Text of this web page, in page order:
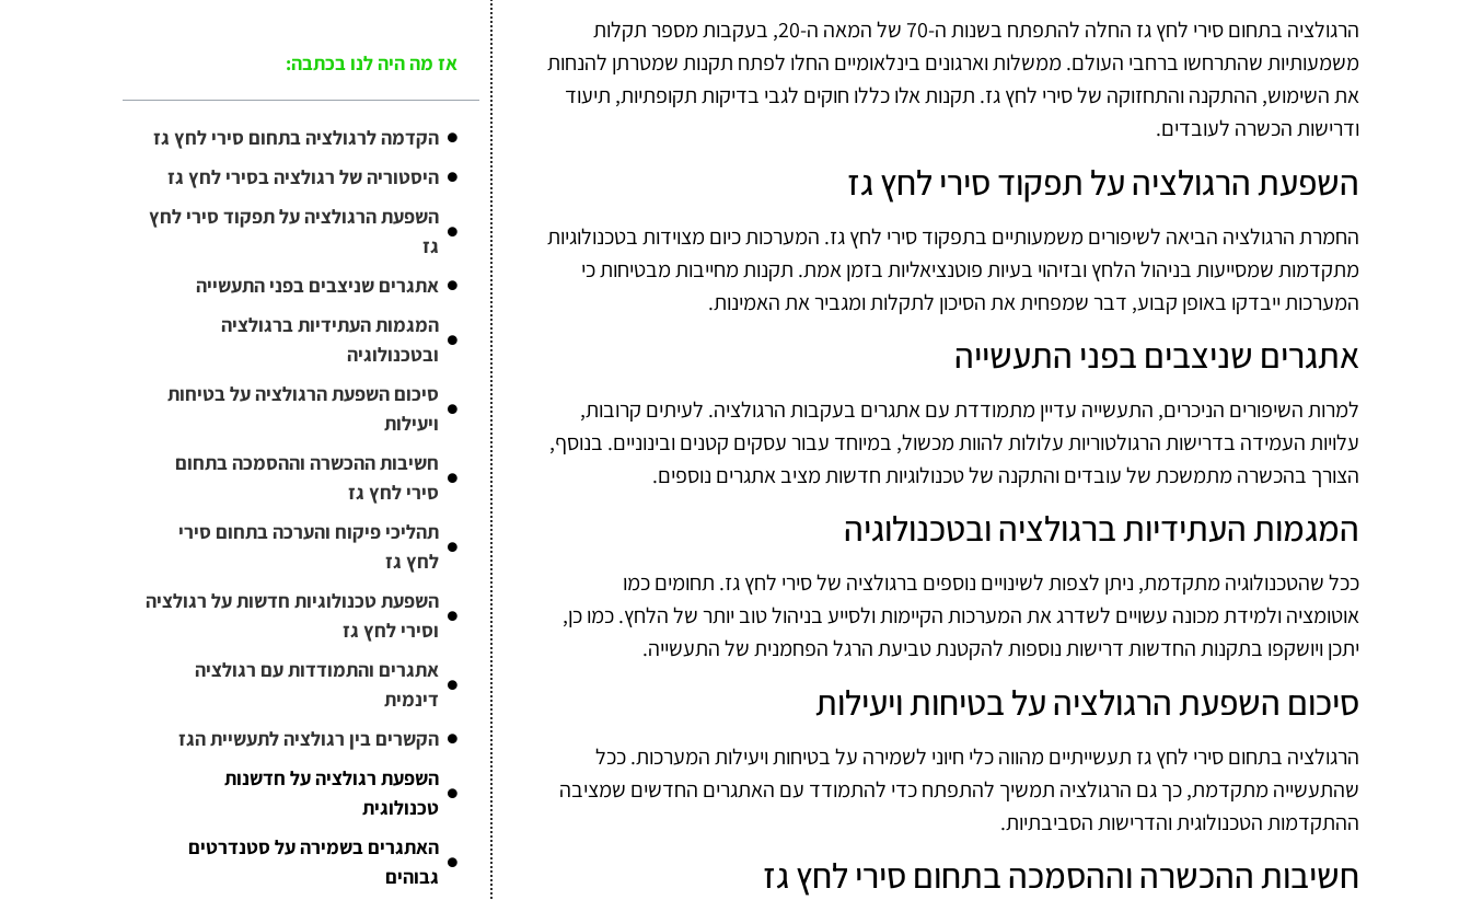
הרגולציה בתחום סירי לחץ גז החלה להתפתח בשנות ה-70 של המאה ה-20, בעקבות מספר תקלות
משמעותיות שהתרחשו ברחבי העולם. ממשלות וארגונים בינלאומיים החלו לפתח תקנות שמטרתן להנחות
את השימוש, ההתקנה והתחזוקה של סירי לחץ גז. תקנות אלו כללו חוקים לגבי בדיקות תקופתיות, תיעוד
ודרישות הכשרה לעובדים.
השפעת הרגולציה על תפקוד סירי לחץ גז
החמרת הרגולציה הביאה לשיפורים משמעותיים בתפקוד סירי לחץ גז. המערכות כיום מצוידות בטכנולוגיות
מתקדמות שמסייעות בניהול הלחץ ובזיהוי בעיות פוטנציאליות בזמן אמת. תקנות מחייבות מבטיחות כי
המערכות ייבדקו באופן קבוע, דבר שמפחית את הסיכון לתקלות ומגביר את האמינות.
אתגרים שניצבים בפני התעשייה
למרות השיפורים הניכרים, התעשייה עדיין מתמודדת עם אתגרים בעקבות הרגולציה. לעיתים קרובות,
עלויות העמידה בדרישות הרגולטוריות עלולות להוות מכשול, במיוחד עבור עסקים קטנים ובינוניים. בנוסף,
הצורך בהכשרה מתמשכת של עובדים והתקנה של טכנולוגיות חדשות מציב אתגרים נוספים.
המגמות העתידיות ברגולציה ובטכנולוגיה
ככל שהטכנולוגיה מתקדמת, ניתן לצפות לשינויים נוספים ברגולציה של סירי לחץ גז. תחומים כמו
אוטומציה ולמידת מכונה עשויים לשדרג את המערכות הקיימות ולסייע בניהול טוב יותר של הלחץ. כמו כן,
יתכן ויושקפו בתקנות החדשות דרישות נוספות להקטנת טביעת הרגל הפחמנית של התעשייה.
סיכום השפעת הרגולציה על בטיחות ויעילות
הרגולציה בתחום סירי לחץ גז תעשייתיים מהווה כלי חיוני לשמירה על בטיחות ויעילות המערכות. ככל
שהתעשייה מתקדמת, כך גם הרגולציה תמשיך להתפתח כדי להתמודד עם האתגרים החדשים שמציבה
ההתקדמות הטכנולוגית והדרישות הסביבתיות.
חשיבות ההכשרה וההסמכה בתחום סירי לחץ גז
אז מה היה לנו בכתבה:
הקדמה לרגולציה בתחום סירי לחץ גז
היסטוריה של רגולציה בסירי לחץ גז
השפעת הרגולציה על תפקוד סירי לחץ
גז
אתגרים שניצבים בפני התעשייה
המגמות העתידיות ברגולציה
ובטכנולוגיה
סיכום השפעת הרגולציה על בטיחות
ויעילות
חשיבות ההכשרה וההסמכה בתחום
סירי לחץ גז
תהליכי פיקוח והערכה בתחום סירי
לחץ גז
השפעת טכנולוגיות חדשות על רגולציה
וסירי לחץ גז
אתגרים והתמודדות עם רגולציה
דינמית
הקשרים בין רגולציה לתעשיית הגז
השפעת רגולציה על חדשנות
טכנולוגית
האתגרים בשמירה על סטנדרטים
גבוהים